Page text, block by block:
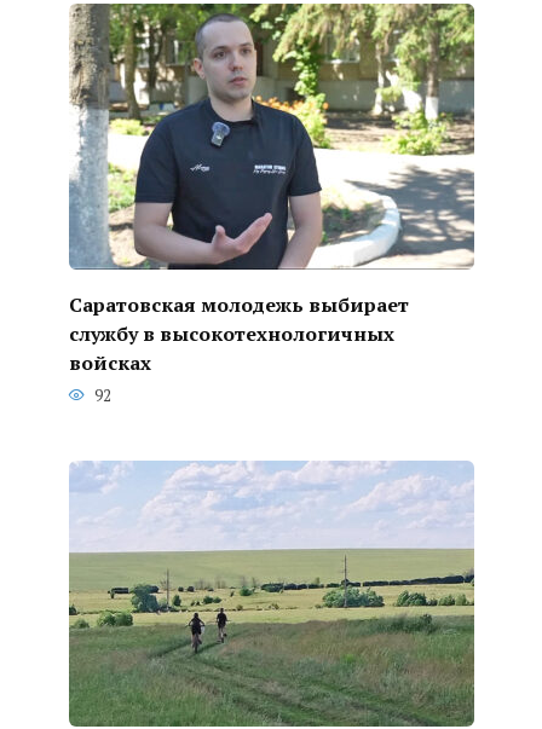
Саратовская молодежь выбирает
службу в высокотехнологичных
войсках
92